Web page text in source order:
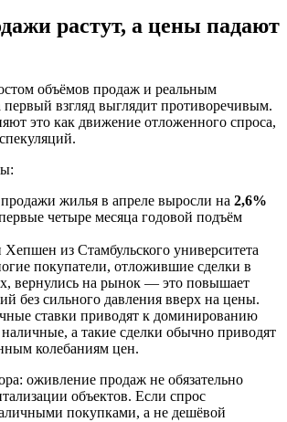
растут, а цены падают
объёмов продаж и реальным
взгляд выглядит противоречивым.
это как движение отложенного спроса,
жилья в апреле выросли на 2,6%
четыре месяца годовой подъём
из Стамбульского университета
покупатели, отложившие сделки в
вернулись на рынок — это повышает
без сильного давления вверх на цены.
ставки приводят к доминированию
наличные, а такие сделки обычно приводят
колебаниям цен.
оживление продаж не обязательно
объектов. Если спрос
покупками, а не дешёвой